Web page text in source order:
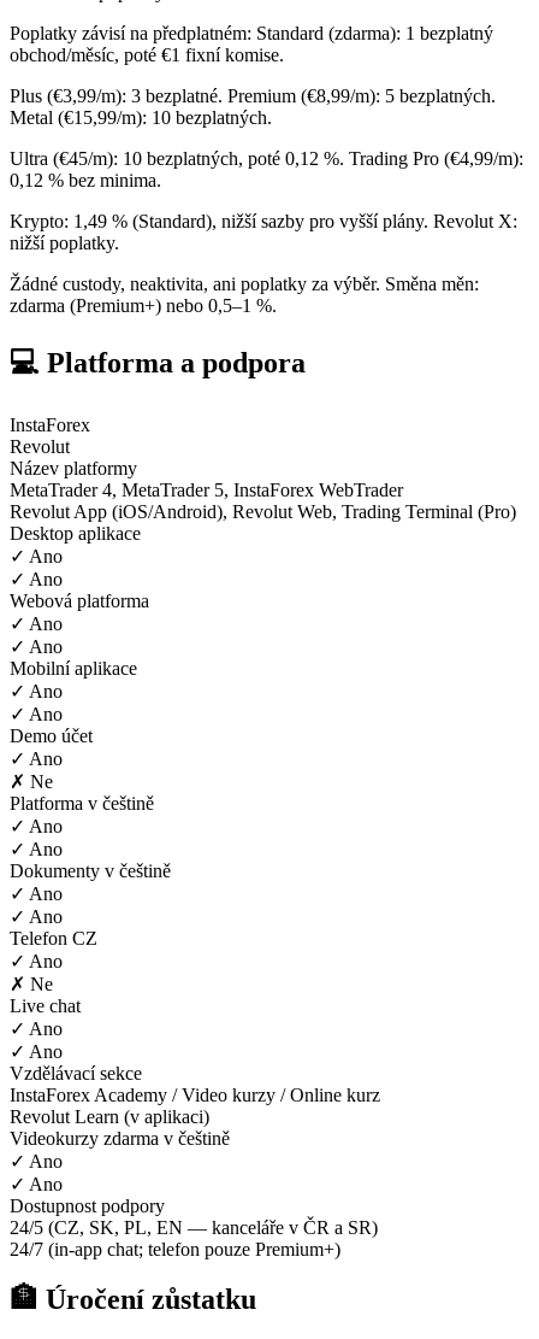
Poplatky závisí na předplatném: Standard (zdarma): 1 bezplatný
obchod/měsíc, poté €1 fixní komise.
Plus (€3,99/m): 3 bezplatné. Premium (€8,99/m): 5 bezplatných.
Metal (€15,99/m): 10 bezplatných.
Ultra (€45/m): 10 bezplatných, poté 0,12 %. Trading Pro (€4,99/m):
0,12 % bez minima.
Krypto: 1,49 % (Standard), nižší sazby pro vyšší plány. Revolut X:
nižší poplatky.
Žádné custody, neaktivita, ani poplatky za výběr. Směna měn:
zdarma (Premium+) nebo 0,5–1 %.
💻 Platforma a podpora
InstaForex
Revolut
Název platformy
MetaTrader 4, MetaTrader 5, InstaForex WebTrader
Revolut App (iOS/Android), Revolut Web, Trading Terminal (Pro)
Desktop aplikace
✓ Ano
✓ Ano
Webová platforma
✓ Ano
✓ Ano
Mobilní aplikace
✓ Ano
✓ Ano
Demo účet
✓ Ano
✗ Ne
Platforma v češtině
✓ Ano
✓ Ano
Dokumenty v češtině
✓ Ano
✓ Ano
Telefon CZ
✓ Ano
✗ Ne
Live chat
✓ Ano
✓ Ano
Vzdělávací sekce
InstaForex Academy / Video kurzy / Online kurz
Revolut Learn (v aplikaci)
Videokurzy zdarma v češtině
✓ Ano
✓ Ano
Dostupnost podpory
24/5 (CZ, SK, PL, EN — kanceláře v ČR a SR)
24/7 (in-app chat; telefon pouze Premium+)
🏦 Úročení zůstatku